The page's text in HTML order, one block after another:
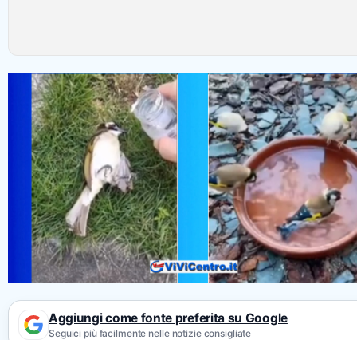
Aggiungi come fonte preferita su Google
Seguici più facilmente nelle notizie consigliate